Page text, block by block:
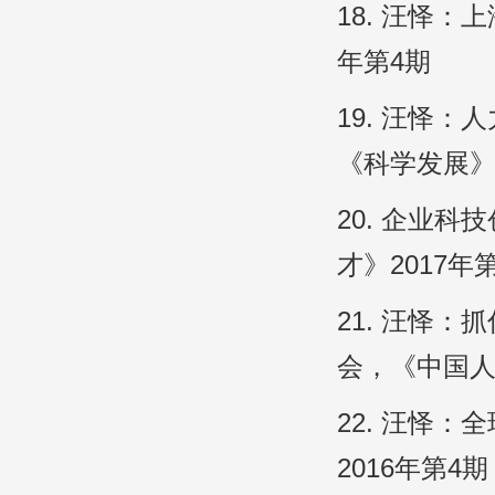
18. 汪怿：
年第4期
19. 汪怿：
《科学发展
20. 企业科
才》2017年
21. 汪怿：
会，《中国
22. 汪怿：
2016年第4期